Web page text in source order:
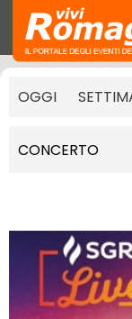
OGGI
CONCERTO